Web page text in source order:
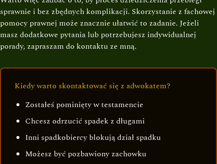
sprawnie i bez zbędnych komplikacji. Skorzystanie z fachowej
pomocy prawnej może znacznie ułatwić to zadanie. Jeżeli
masz dodatkowe pytania lub potrzebujesz indywidualnej
porady, zapraszam do kontaktu ze mną.
Kiedy warto skontaktować się z adwokatem?
Zostałeś pominięty w testamencie
Chcesz odrzucić spadek z długami
Inni spadkobiercy blokują dział spadku
Możesz być pozbawiony zachowku